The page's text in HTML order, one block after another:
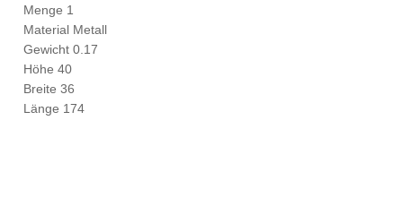
Menge 1
Material Metall
Gewicht 0.17
Höhe 40
Breite 36
Länge 174